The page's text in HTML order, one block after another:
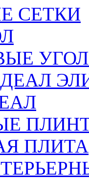
СЕТКИ
ПЛИТА